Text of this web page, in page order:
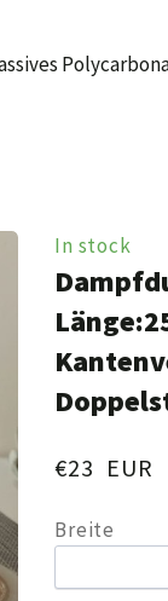
In stock
€23  EUR
Breite